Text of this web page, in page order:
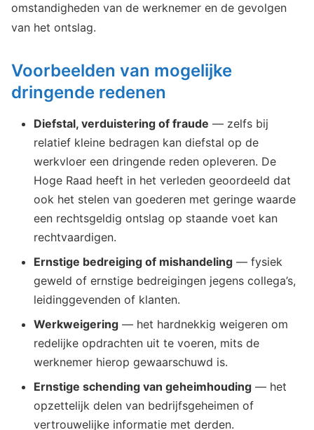
omstandigheden van de werknemer en de gevolgen
van het ontslag.
Voorbeelden van mogelijke
dringende redenen
Diefstal, verduistering of fraude — zelfs bij
relatief kleine bedragen kan diefstal op de
werkvloer een dringende reden opleveren. De
Hoge Raad heeft in het verleden geoordeeld dat
ook het stelen van goederen met geringe waarde
een rechtsgeldig ontslag op staande voet kan
rechtvaardigen.
Ernstige bedreiging of mishandeling — fysiek
geweld of ernstige bedreigingen jegens collega’s,
leidinggevenden of klanten.
Werkweigering — het hardnekkig weigeren om
redelijke opdrachten uit te voeren, mits de
werknemer hierop gewaarschuwd is.
Ernstige schending van geheimhouding — het
opzettelijk delen van bedrijfsgeheimen of
vertrouwelijke informatie met derden.